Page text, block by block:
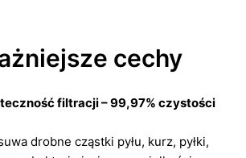
cechy
filtracji – 99,97% czystości
drobne cząstki pyłu, kurz, pyłki,